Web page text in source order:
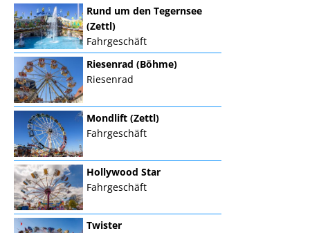
Rund um den Tegernsee
(Zettl)
Fahrgeschäft
Riesenrad (Böhme)
Riesenrad
Mondlift (Zettl)
Fahrgeschäft
Hollywood Star
Fahrgeschäft
Twister